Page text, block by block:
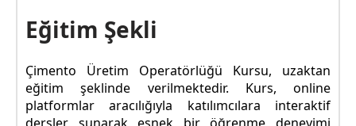
Eğitim Şekli
Çimento Üretim Operatörlüğü Kursu, uzaktan
eğitim şeklinde verilmektedir. Kurs, online
platformlar aracılığıyla katılımcılara interaktif